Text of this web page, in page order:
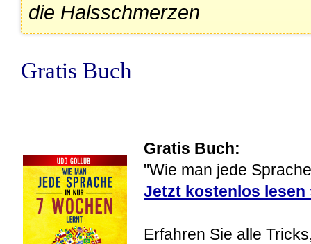
die Halsschmerzen
Gratis Buch
Gratis Buch:
"Wie man jede
Jetzt kostenlos lesen
Erfahren Sie alle